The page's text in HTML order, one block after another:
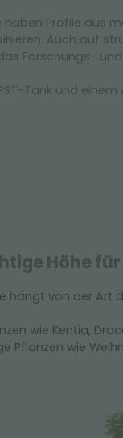
haben Profile aus
Auch auf
Forschungs-
Tank und
Höhe
hängt von der Art
wie Kentia,
Pflanzen wie